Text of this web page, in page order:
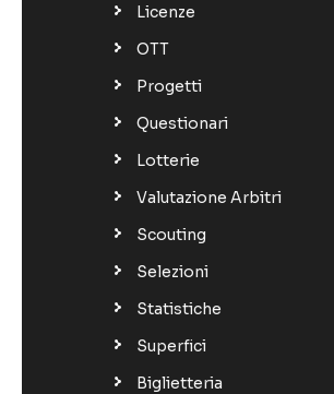
Licenze
OTT
Progetti
Questionari
Lotterie
Valutazione Arbitri
Scouting
Selezioni
Statistiche
Superfici
Biglietteria